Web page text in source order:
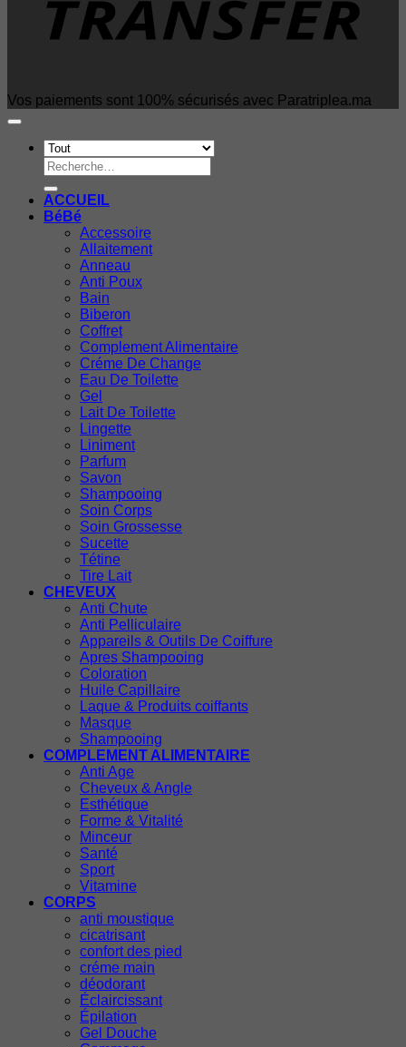
Vos paiements sont 100% sécurisés avec Paratriplea.ma
Recherche
pour :
ACCUEIL
BéBé
Accessoire
Allaitement
Anneau
Anti Poux
Bain
Biberon
Coffret
Complement Alimentaire
Créme De Change
Eau De Toilette
Gel
Lait De Toilette
Lingette
Liniment
Parfum
Savon
Shampooing
Soin Corps
Soin Grossesse
Sucette
Tétine
Tire Lait
CHEVEUX
Anti Chute
Anti Pelliculaire
Appareils & Outils De Coiffure
Apres Shampooing
Coloration
Huile Capillaire
Laque & Produits coiffants
Masque
Shampooing
COMPLEMENT ALIMENTAIRE
Anti Age
Cheveux & Angle
Esthétique
Forme & Vitalité
Minceur
Santé
Sport
Vitamine
CORPS
anti moustique
cicatrisant
confort des pied
créme main
déodorant
Éclaircissant
Épilation
Gel Douche